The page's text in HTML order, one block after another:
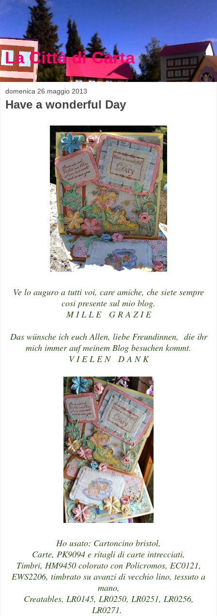
La Città di Carta
domenica 26 maggio 2013
Have a wonderful Day
Ve lo auguro a tutti voi, care amiche, che siete sempre
cosi presente sul mio blog.
M I L L E G R A Z I E
Das wünsche ich euch Allen, liebe Freundinnen, die ihr
mich immer auf meinem Blog besuchen kommt.
V I E L E N D A N K
Ho usato: Cartoncino bristol,
Carte, PK9094 e ritagli di carte intrecciati,
Timbri, HM9450 colorato con Policromos, EC0121,
EWS2206, timbrato su avanzi di vecchio lino, tessuto a
mano,
Creatables, LR0145, LR0250, LR0251, LR0256,
LR0271.